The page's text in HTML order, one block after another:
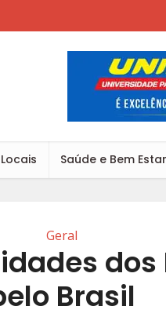
Saúde e Bem Estar
Geral
Brasil